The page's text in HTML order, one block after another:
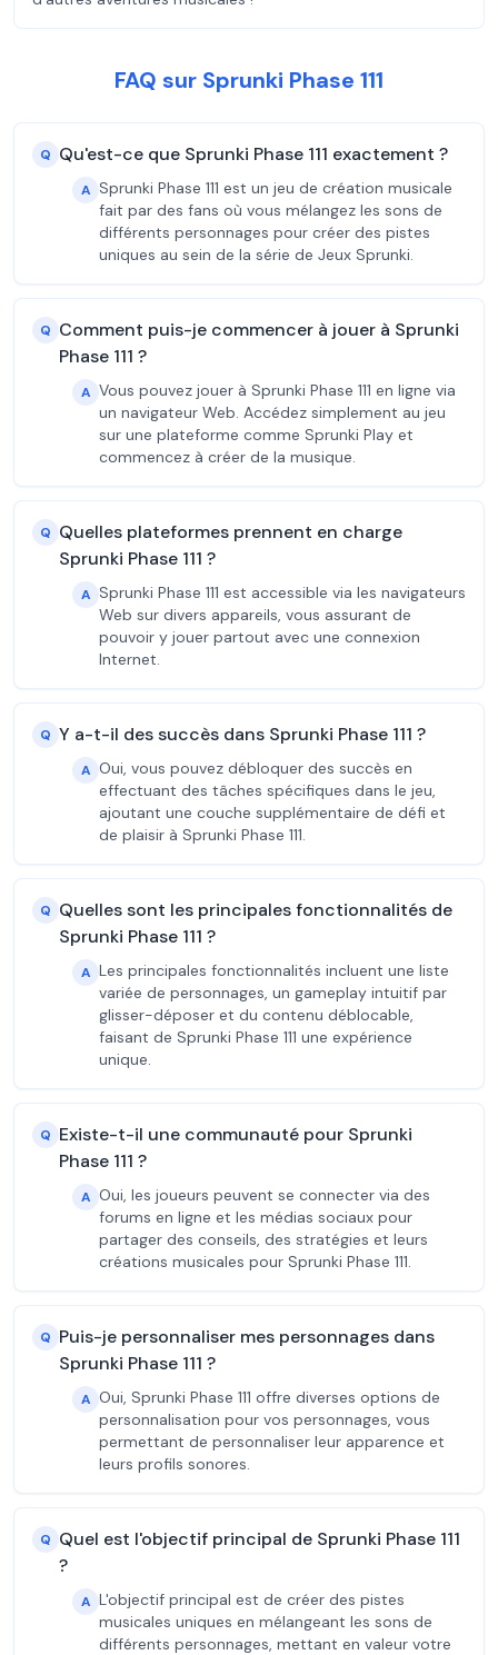
FAQ sur Sprunki Phase 111
Q Qu'est-ce que Sprunki Phase 111 exactement ?
A Sprunki Phase 111 est un jeu de création musicale
fait par des fans où vous mélangez les sons de
différents personnages pour créer des pistes
uniques au sein de la série de Jeux Sprunki.
Q Comment puis-je commencer à jouer à Sprunki
Phase 111 ?
A Vous pouvez jouer à Sprunki Phase 111 en ligne via
un navigateur Web. Accédez simplement au jeu
sur une plateforme comme Sprunki Play et
commencez à créer de la musique.
Q Quelles plateformes prennent en charge
Sprunki Phase 111 ?
A Sprunki Phase 111 est accessible via les navigateurs
Web sur divers appareils, vous assurant de
pouvoir y jouer partout avec une connexion
Internet.
Q Y a-t-il des succès dans Sprunki Phase 111 ?
A Oui, vous pouvez débloquer des succès en
effectuant des tâches spécifiques dans le jeu,
ajoutant une couche supplémentaire de défi et
de plaisir à Sprunki Phase 111.
Q Quelles sont les principales fonctionnalités de
Sprunki Phase 111 ?
A Les principales fonctionnalités incluent une liste
variée de personnages, un gameplay intuitif par
glisser-déposer et du contenu déblocable,
faisant de Sprunki Phase 111 une expérience
unique.
Q Existe-t-il une communauté pour Sprunki
Phase 111 ?
A Oui, les joueurs peuvent se connecter via des
forums en ligne et les médias sociaux pour
partager des conseils, des stratégies et leurs
créations musicales pour Sprunki Phase 111.
Q Puis-je personnaliser mes personnages dans
Sprunki Phase 111 ?
A Oui, Sprunki Phase 111 offre diverses options de
personnalisation pour vos personnages, vous
permettant de personnaliser leur apparence et
leurs profils sonores.
Q Quel est l'objectif principal de Sprunki Phase 111
?
A L'objectif principal est de créer des pistes
musicales uniques en mélangeant les sons de
différents personnages, mettant en valeur votre